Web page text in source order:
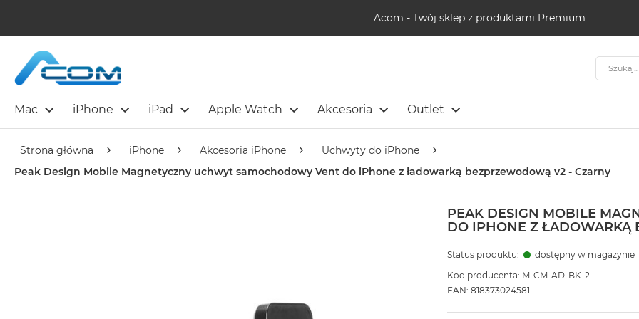
Acom - Twój sklep z produktami Premium
Mac iPhone iPad Apple Watch Akcesoria Outlet
Szukaj
Strona główna iPhone Akcesoria iPhone
Uchwyty do iPhone
Peak Design Mobile Magnetyczny uchwyt samochodowy Vent do iPhone z ładowarką bezprzewodową v2 - Czarny
PEAK DESIGN MOBILE
DO IPHONE Z ŁADOWARKĄ
Status produktu:
dostępny w magazynie
Kod producenta: M-CM-AD-BK-2
EAN: 818373024581